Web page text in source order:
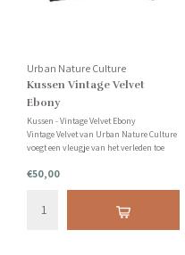
Urban Nature Culture
Kussen Vintage Velvet
Ebony
Kussen - Vintage Velvet Ebony
Vintage Velvet van Urban Nature Culture
voegt een vleugje van het verleden toe
opmerkelijk en uniek kussen, gemaakt
van getransformeerd fluweel, dat een
€50,00